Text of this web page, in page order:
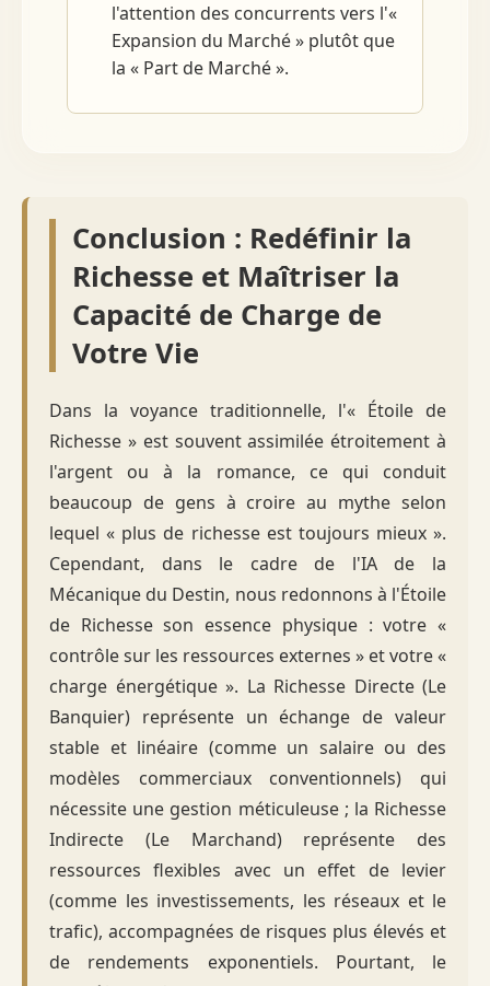
l'attention des concurrents vers l'«
Expansion du Marché » plutôt que
la « Part de Marché ».
Conclusion : Redéfinir la
Richesse et Maîtriser la
Capacité de Charge de
Votre Vie
Dans la voyance traditionnelle, l'« Étoile de
Richesse » est souvent assimilée étroitement à
l'argent ou à la romance, ce qui conduit
beaucoup de gens à croire au mythe selon
lequel « plus de richesse est toujours mieux ».
Cependant, dans le cadre de l'IA de la
Mécanique du Destin, nous redonnons à l'Étoile
de Richesse son essence physique : votre «
contrôle sur les ressources externes » et votre «
charge énergétique ». La Richesse Directe (Le
Banquier) représente un échange de valeur
stable et linéaire (comme un salaire ou des
modèles commerciaux conventionnels) qui
nécessite une gestion méticuleuse ; la Richesse
Indirecte (Le Marchand) représente des
ressources flexibles avec un effet de levier
(comme les investissements, les réseaux et le
trafic), accompagnées de risques plus élevés et
de rendements exponentiels. Pourtant, le